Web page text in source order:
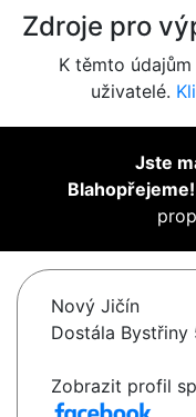
Zdroje pro
K těmto
uživatelé.
Jste
Blahopřejeme!
Nový Jičín
Dostála Bystřiny
Zobrazit profil